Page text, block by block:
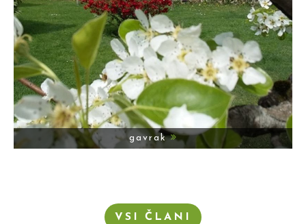
gavrak
VSI ČLANI